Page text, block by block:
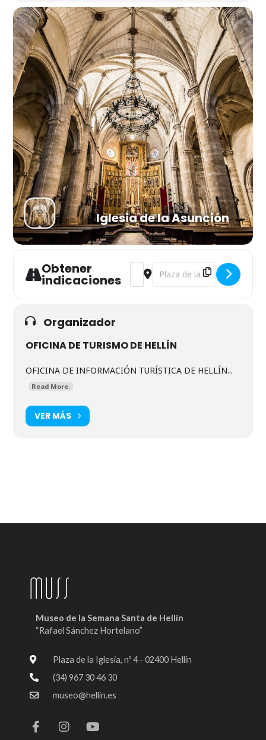
Iglesia de la Asunción
Obtener
indicaciones
Address - CATA CLANDESTINA
Destination Address - CATA
Organizador
OFICINA DE TURISMO DE HELLÍN
OFICINA DE INFORMACIÓN TURÍSTICA DE HELLÍN...
Read More.
VER MÁS
Museo de la Semana Santa de Hellín
“Rafael Sánchez Hortelano”
Plaza de la Iglesia, nº 4 - 02400 Hellín
(34) 967 30 46 30
museo@hellin.es
a
c
n
s
o
u